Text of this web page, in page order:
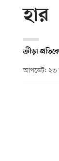
হার
ক্রীড়া
আপডেট: ২৩